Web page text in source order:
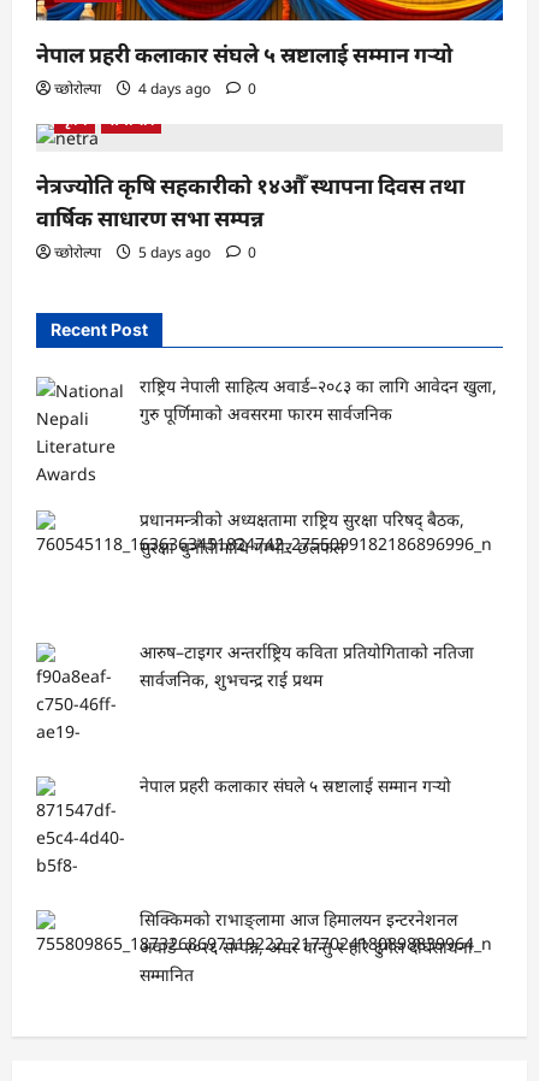
नेपाल प्रहरी कलाकार संघले ५ स्रष्टालाई सम्मान गर्‍यो
च्छोरोल्पा 4 days ago
0
कृषि
समाचार
नेत्रज्योति कृषि सहकारीको १४औँ स्थापना दिवस तथा
वार्षिक साधारण सभा सम्पन्न
च्छोरोल्पा 5 days ago 0
Recent Post
राष्ट्रिय नेपाली साहित्य अवार्ड–२०८३ का लागि आवेदन खुला,
गुरु पूर्णिमाको अवसरमा फारम सार्वजनिक
प्रधानमन्त्रीको अध्यक्षतामा राष्ट्रिय सुरक्षा परिषद् बैठक,
सुरक्षा चुनौतीमाथि गम्भीर छलफल
आरुष–टाइगर अन्तर्राष्ट्रिय कविता प्रतियोगिताको नतिजा
सार्वजनिक, शुभचन्द्र राई प्रथम
नेपाल प्रहरी कलाकार संघले ५ स्रष्टालाई सम्मान गर्‍यो
सिक्किमको राभाङ्लामा आज हिमालयन इन्टरनेशनल
अवार्ड–२०२६ सम्पन्न, अमर वान्तु र हरि ढुंगेल दीर्घसाधना
सम्मानित